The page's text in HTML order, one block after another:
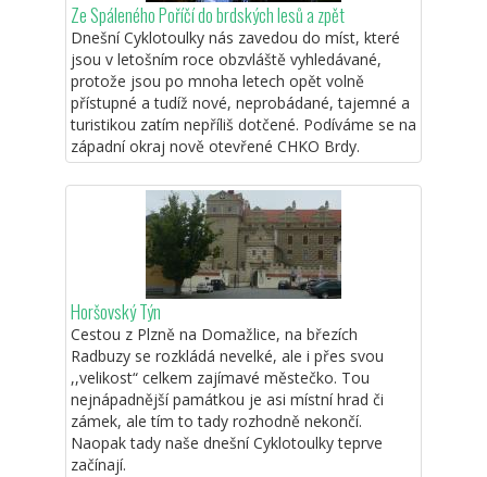
Ze Spáleného Poříčí do brdských lesů a zpět
Dnešní Cyklotoulky nás zavedou do míst, které
jsou v letošním roce obzvláště vyhledávané,
protože jsou po mnoha letech opět volně
přístupné a tudíž nové, neprobádané, tajemné a
turistikou zatím nepříliš dotčené. Podíváme se na
západní okraj nově otevřené CHKO Brdy.
Horšovský Týn
Cestou z Plzně na Domažlice, na březích
Radbuzy se rozkládá nevelké, ale i přes svou
,,velikost“ celkem zajímavé městečko. Tou
nejnápadnější památkou je asi místní hrad či
zámek, ale tím to tady rozhodně nekončí.
Naopak tady naše dnešní Cyklotoulky teprve
začínají.